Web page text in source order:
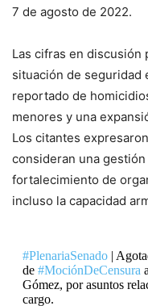
7 de agosto de 2022.
Las cifras en discusión
situación de seguridad
reportado de
menores y una
Los citantes
consideran una
fortalecimiento de
incluso la capacidad
#PlenariaSenado|
de #MociónDeCensura
Gómez, por asuntos
cargo.